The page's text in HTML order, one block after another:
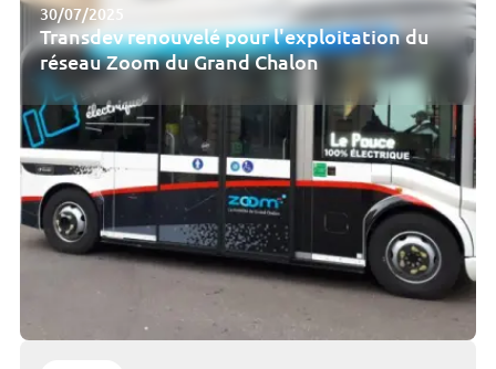
30/07/2025
Transdev renouvelé pour l'exploitation du
réseau Zoom du Grand Chalon